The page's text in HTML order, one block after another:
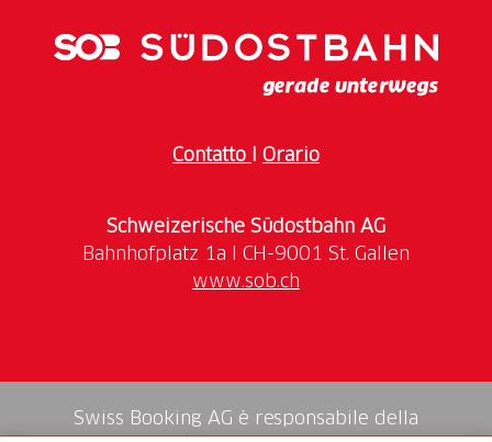
Contatto Orario
Schweizerische Südostbahn AG
www.sob.ch
Swiss Booking AG è responsabile della